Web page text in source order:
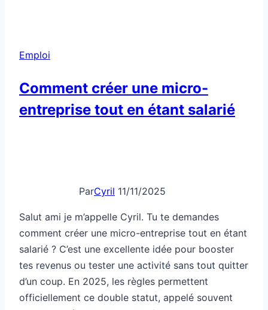
Emploi
Comment créer une micro-
entreprise tout en étant salarié
ParCyril 11/11/2025
Salut ami je m’appelle Cyril. Tu te demandes
comment créer une micro-entreprise tout en étant
salarié ? C’est une excellente idée pour booster
tes revenus ou tester une activité sans tout quitter
d’un coup. En 2025, les règles permettent
officiellement ce double statut, appelé souvent